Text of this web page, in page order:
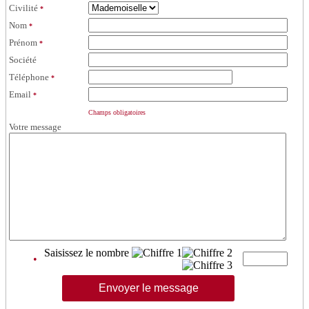
Civilité *
Nom *
Prénom *
Société
Téléphone *
Email *
Champs obligatoires
Votre message
•
Saisissez le nombre